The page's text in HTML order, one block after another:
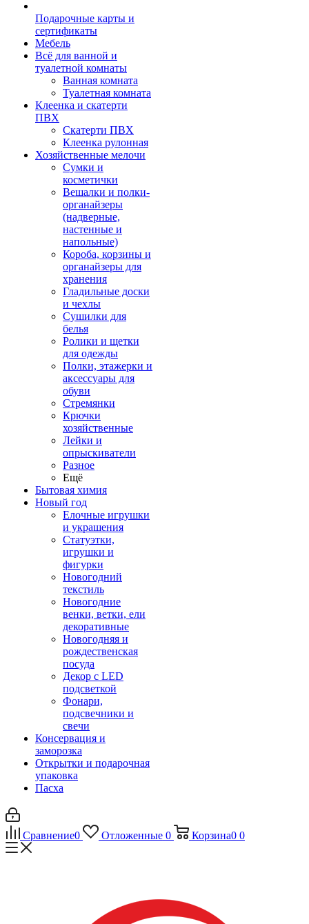
Подарочные карты и
сертификаты
Мебель
Всё для ванной и
туалетной комнаты
Ванная комната
Туалетная комната
Клеенка и скатерти
ПВХ
Скатерти ПВХ
Клеенка рулонная
Хозяйственные мелочи
Сумки и
косметички
Вешалки и полки-
органайзеры
(надверные,
настенные и
напольные)
Короба, корзины и
органайзеры для
хранения
Гладильные доски
и чехлы
Сушилки для
белья
Ролики и щетки
для одежды
Полки, этажерки и
аксессуары для
обуви
Стремянки
Крючки
хозяйственные
Лейки и
опрыскиватели
Разное
Ещё
Бытовая химия
Новый год
Елочные игрушки
и украшения
Статуэтки,
игрушки и
фигурки
Новогодний
текстиль
Новогодние
венки, ветки, ели
декоративные
Новогодняя и
рождественская
посуда
Декор с LED
подсветкой
Фонари,
подсвечники и
свечи
Консервация и
заморозка
Открытки и подарочная
упаковка
Пасха
Сравнение0 Отложенные 0 Корзина0 0